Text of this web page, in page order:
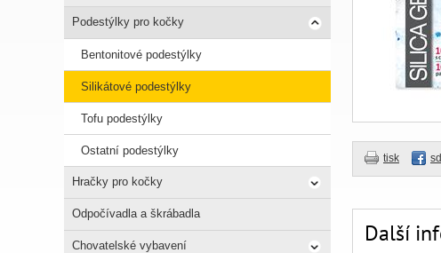
tisk
Další
Podestýlky pro kočky
Bentonitové podestýlky
Silikátové podestýlky
Tofu podestýlky
Ostatní podestýlky
Hračky pro kočky
Odpočívadla a škrábadla
Chovatelské vybavení